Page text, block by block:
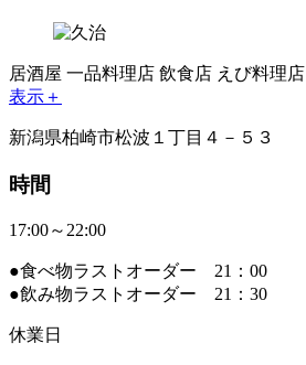
居酒屋 一品料理店 飲食店 えび料理店
表示＋
新潟県柏崎市松波１丁目４－５３
時間
17:00～22:00
●食べ物ラストオーダー 21：00
●飲み物ラストオーダー 21：30
休業日